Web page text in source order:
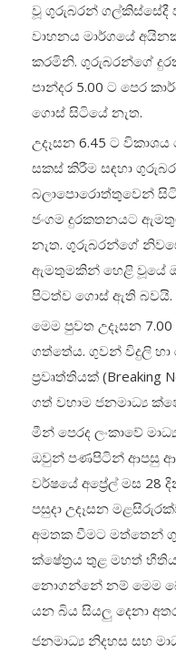
වූ ගුරුබරන් ගල්කිස්සේදී
වාහනය මාර්ගයේ
කරමිනි. ගුරුබරන්ගේ
පාන්දර 5.00 ට පෙර
ගොස් සිටියේ නැත.
උදෑසන 6.45 ට විකාශය
සකස් කිරීම සඳහා
බලාපොරොත්තුවෙන්
ජංගම දුරකතනයට
නැත. ගුරුබරන්ගේ
ඇමතුමකින් හෙළි වූයේ
පිටත්ව ගොස් ඇති බවයි.
මෙම පුවත උදෑසන
ගත්තේය. ගුවන් විදුලි
ප්‍රවෘත්තියක්
ගත් වහාම ජනමාධ්‍ය
මීන් පෙරද ලංකාවේ
ඔවුන් පණපිටින් ආපසු ආ
වර්ෂයේ අප්‍රේල් මස 28
පසුදා උදෑසන
අමතක වීමට මත්තෙන්
ක්ෂේත්‍රය තුළ මහත්
නොගන්නේ නම් මෙම
යන බිය සියලු‍ දෙනා
ජනමාධ්‍ය නිදහස සහ